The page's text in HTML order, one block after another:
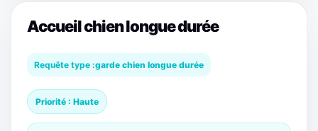
Accueil chien longue durée
Requête type :garde chien longue durée
Priorité : Haute